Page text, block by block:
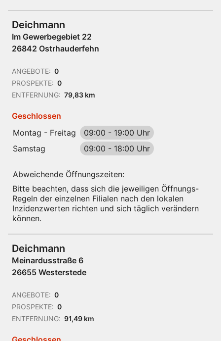
Deichmann
Im Gewerbegebiet 22
26842 Ostrhauderfehn
ANGEBOTE: 0
PROSPEKTE: 0
ENTFERNUNG: 79,83 km
Geschlossen
Montag - Freitag
09:00 - 19:00 Uhr
Samstag
09:00 - 18:00 Uhr
Abweichende Öffnungszeiten:
Bitte beachten, dass sich die jeweiligen Öffnungs-
Regeln der einzelnen Filialen nach den lokalen
Inzidenzwerten richten und sich täglich verändern
können.
Deichmann
Meinardusstraße 6
26655 Westerstede
ANGEBOTE: 0
PROSPEKTE: 0
ENTFERNUNG: 91,49 km